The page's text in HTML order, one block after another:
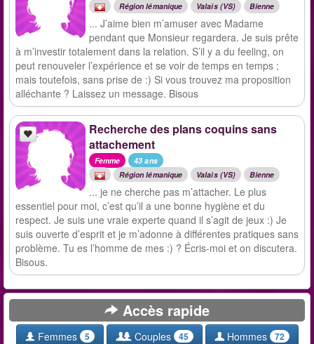
Région lémanique
Valais (VS) Bienne
... J’aime bien m’amuser avec Madame
pendant que Monsieur regardera. Je suis prête
à m’investir totalement dans la relation. S’il y a du feeling, on
peut renouveler l’expérience et se voir de temps en temps ;
mais toutefois, sans prise de :) Si vous trouvez ma proposition
alléchante ? Laissez un message. Bisous
Recherche des plans coquins sans
attachement
Femme
43 ans
Région lémanique
Valais (VS) Bienne
... je ne cherche pas m’attacher. Le plus
essentiel pour moi, c’est qu’il a une bonne hygiène et du
respect. Je suis une vraie experte quand il s’agit de jeux :) Je
suis ouverte d’esprit et je m’adonne à différentes pratiques sans
problème. Tu es l’homme de mes :) ? Écris-moi et on discutera.
Bisous.
Accès rapide
Femmes 5 Couples 45 Hommes 72